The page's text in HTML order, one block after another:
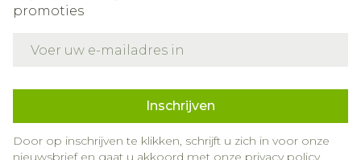
promoties
Inschrijven
Door op inschrijven te klikken, schrijft u zich in voor onze
nieuwsbrief en gaat u akkoord met onze privacy policy